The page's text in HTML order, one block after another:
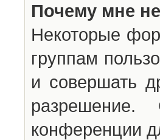
Почему мне
Некоторые
группам
и совершать
разрешение.
конференции